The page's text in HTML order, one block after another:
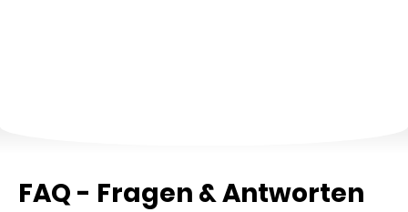
FAQ - Fragen & Antworten